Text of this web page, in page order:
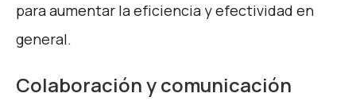
para aumentar la eficiencia y efectividad en
general.
Colaboración y comunicación